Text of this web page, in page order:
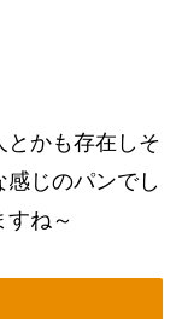
とかも存在しそ
じのパンでし
ね～